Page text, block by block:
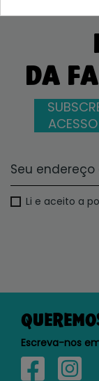
DA
Li e aceito a
Escreva-nos